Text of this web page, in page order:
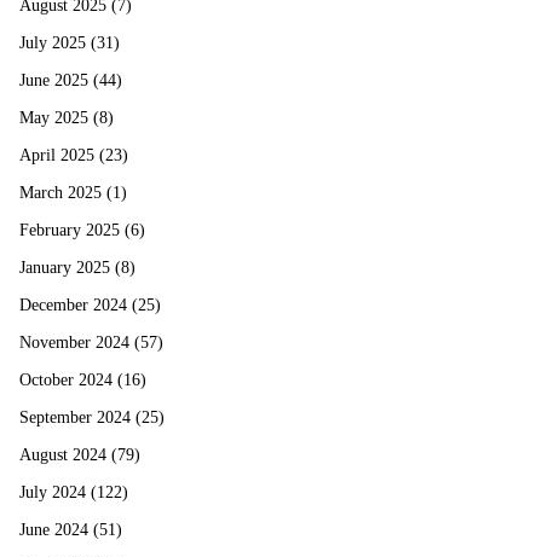
August 2025 (7)
July 2025 (31)
June 2025 (44)
May 2025 (8)
April 2025 (23)
March 2025 (1)
February 2025 (6)
January 2025 (8)
December 2024 (25)
November 2024 (57)
October 2024 (16)
September 2024 (25)
August 2024 (79)
July 2024 (122)
June 2024 (51)